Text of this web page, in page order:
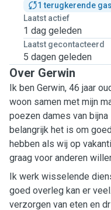
1 terugkerende
Laatst actief
1 dag geleden
Laatst gecontacteerd
5 dagen geleden
Over Gerwin
Ik ben Gerwin, 46 jaar
woon samen met mijn
poezen dames van bijna
belangrijk het is om
hebben als wij op
graag voor anderen
Ik werk wisselende
goed overleg kan er
verzorgen van eten en